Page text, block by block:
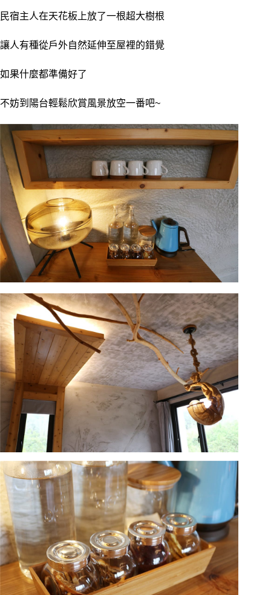
民宿主人在天花板上放了一根超大樹根
讓人有種從戶外自然延伸至屋裡的錯覺
如果什麼都準備好了
不妨到陽台輕鬆欣賞風景放空一番吧~